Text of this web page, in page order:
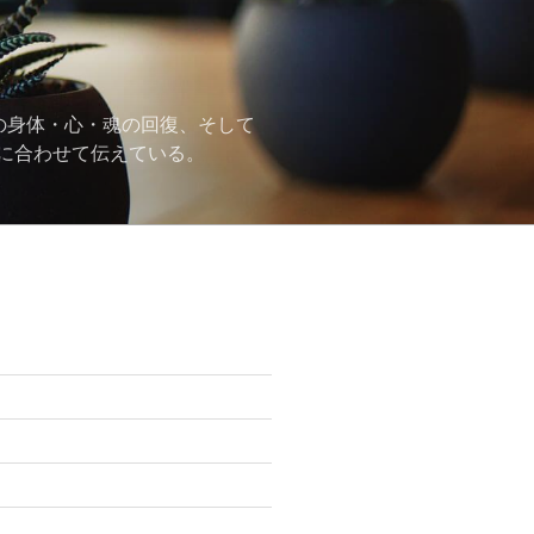
体・心・魂の回復、そして
わせて伝えている。